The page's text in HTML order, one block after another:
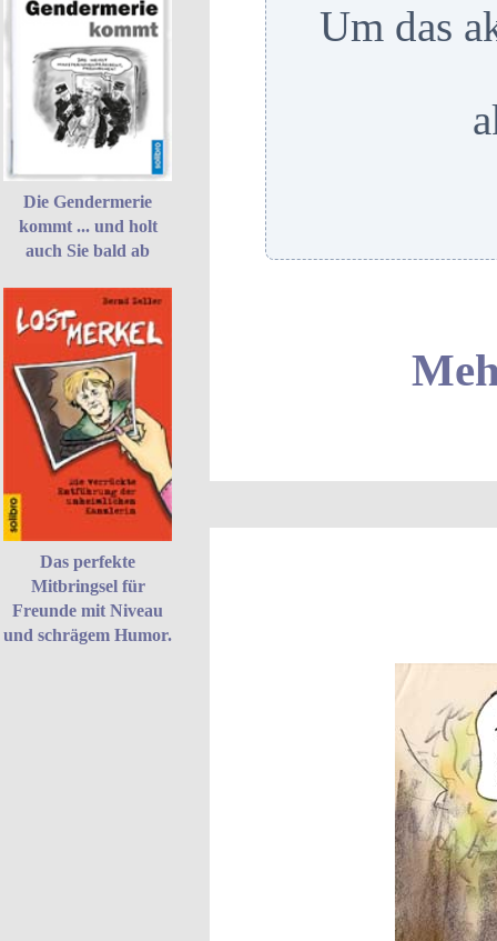
Die Gendermerie
kommt ... und holt
auch Sie bald ab
Das perfekte
Mitbringsel für
Freunde mit Niveau
und schrägem Humor.
Um das